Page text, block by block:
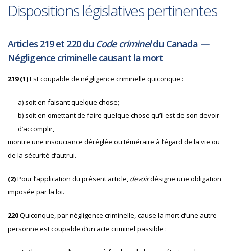
Dispositions législatives pertinentes
Articles 219 et 220 duCode crimineldu Canada —
Négligence criminelle causant la mort
219 (1)Est coupable de négligence criminelle quiconque :
a) soit en faisant quelque chose;
b) soit en omettant de faire quelque chose qu’il est de son devoir
d’accomplir,
montre une insouciance déréglée ou téméraire à l’égard de la vie ou
de la sécurité d’autrui.
(2)Pour l’application du présent article, devoirdésigne une obligation
imposée par la loi.
220Quiconque, par négligence criminelle, cause la mort d’une autre
personne est coupable d’un acte criminel passible :